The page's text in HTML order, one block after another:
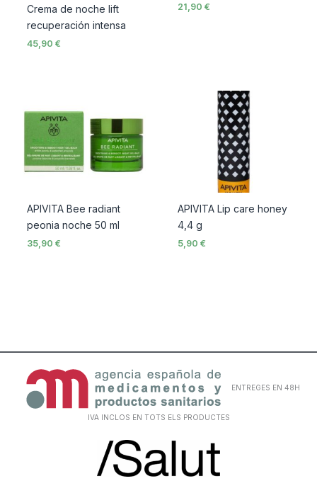
Crema de noche lift
recuperación intensa
45,90€
21,90 €
APIVITA Bee radiant
peonia noche 50 ml
35,90€
APIVITA Lip care honey
4,4 g
5,90 €
ENTREGES EN 48H
IVA INCLOS EN TOTS ELS PRODUCTES